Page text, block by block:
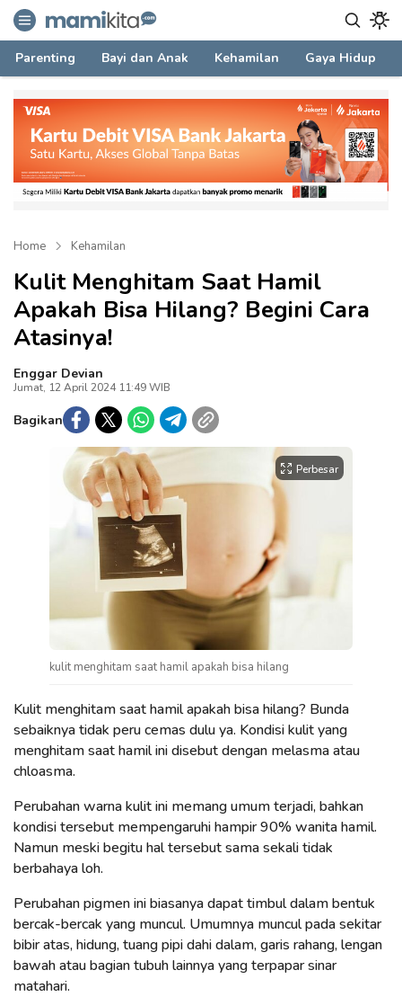
mamikita.com
Informasi Parenting untuk Mami Milenial
Parenting Bayi dan Anak Kehamilan Gaya Hidup
Home Kehamilan
Kulit Menghitam Saat Hamil
Apakah Bisa Hilang? Begini Cara
Atasinya!
Enggar Devian
Jumat, 12 April 2024 11:49 WIB
Bagikan
Perbesar
kulit menghitam saat hamil apakah bisa hilang
Kulit menghitam saat hamil apakah bisa hilang? Bunda
sebaiknya tidak peru cemas dulu ya. Kondisi kulit yang
menghitam saat hamil ini disebut dengan melasma atau
chloasma.
Perubahan warna kulit ini memang umum terjadi, bahkan
kondisi tersebut mempengaruhi hampir 90% wanita hamil.
Namun meski begitu hal tersebut sama sekali tidak
berbahaya loh.
Perubahan pigmen ini biasanya dapat timbul dalam bentuk
bercak-bercak yang muncul. Umumnya muncul pada sekitar
bibir atas, hidung, tuang pipi dahi dalam, garis rahang, lengan
bawah atau bagian tubuh lainnya yang terpapar sinar
matahari.